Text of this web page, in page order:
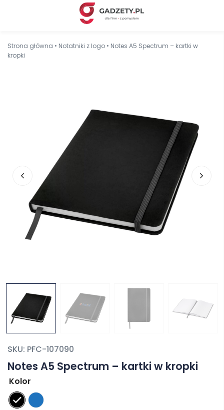
Strona główna • Notatniki z logo • Notes A5 Spectrum – kartki w
kropki
Notes A5 Spectrum – kartki w kropki
SKU: PFC-107090
Kolor